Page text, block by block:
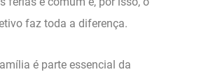
faz toda a diferença.
é parte essencial da